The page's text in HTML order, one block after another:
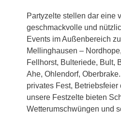
Partyzelte stellen dar eine
geschmackvolle und
Events im Außenbereich
Mellinghausen –
Fellhorst, Bulteriede, Bult,
Ahe, Ohlendorf,
privates Fest, Betriebsfeier
unsere Festzelte bieten
Wetterumschwüngen und